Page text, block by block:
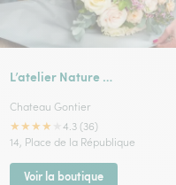
L’atelier Nature …
Chateau Gontier
★★★★
4.3 (36)
14, Place de la République
Voir la boutique